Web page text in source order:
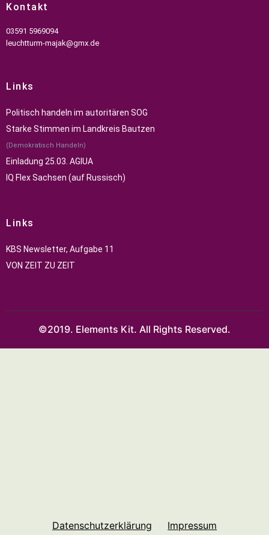
Kontakt
03591 5969094
leuchtturm-majak@gmx.de
Links
Politisch handeln im autoritären SOG
Starke Stimmen im Landkreis Bautzen
(Demokratisch Handeln)
Einladung 25.03. AGIUA
IQ Flex Sachsen (auf Russisch)
Links
KBS Newsletter, Aufgabe 11
VON ZEIT ZU ZEIT
©2019. Elements Kit. All Rights Reserved.
Datenschutzerklärung Impressum